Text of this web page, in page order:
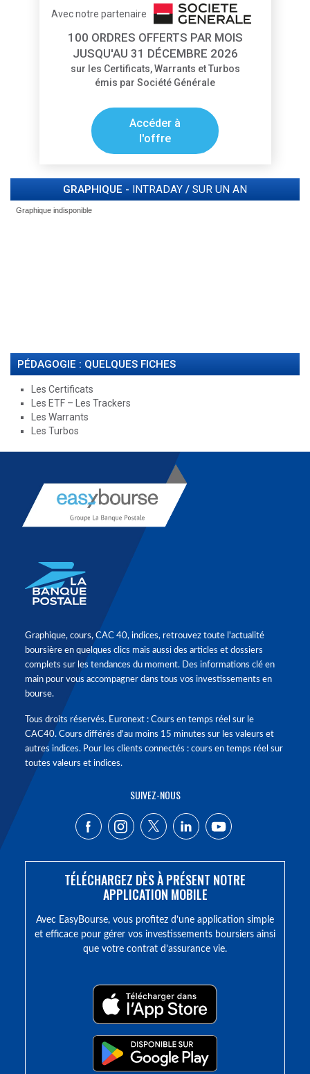
Avec notre partenaire
100 ORDRES OFFERTS PAR MOIS
JUSQU'AU 31 DÉCEMBRE 2026
sur les Certificats, Warrants et Turbos
émis par Société Générale
Accéder à
l'offre
GRAPHIQUE - INTRADAY / SUR UN AN
PÉDAGOGIE : QUELQUES FICHES
Les Certificats
Les ETF – Les Trackers
Les Warrants
Les Turbos
Graphique, cours, CAC 40, indices, retrouvez toute l'actualité
boursière en quelques clics mais aussi des articles et dossiers
complets sur les tendances du moment. Des informations clé en
main pour vous accompagner dans tous vos investissements en
bourse.
Tous droits réservés. Euronext : Cours en temps réel sur le
CAC40. Cours différés d'au moins 15 minutes sur les valeurs et
autres indices. Pour les clients connectés : cours en temps réel sur
toutes valeurs et indices.
SUIVEZ-NOUS
TÉLÉCHARGEZ DÈS À PRÉSENT NOTRE
APPLICATION MOBILE
Avec EasyBourse, vous profitez d’une application simple
et efficace pour gérer vos investissements boursiers ainsi
que votre contrat d’assurance vie.